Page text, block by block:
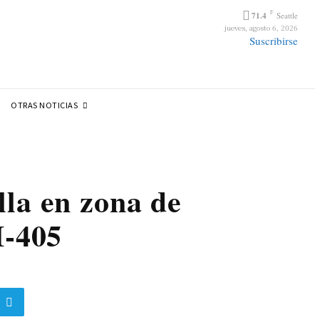
71.4 F Seattle
jueves, agosto 6, 2026
Suscribirse
OTRAS NOTICIAS
en zona de
405